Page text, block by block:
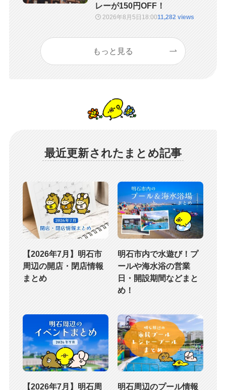
レーが150円OFF！
2026年8月5日 18:0011,282 views
もっと見る
最近更新されたまとめ記事
【2026年7月】明石市
周辺の開店・閉店情報
まとめ
明石市内で水遊び！プ
ールや海水浴の営業
日・開設期間などまと
め！
【2026年7月】明石周
明石周辺のプール情報